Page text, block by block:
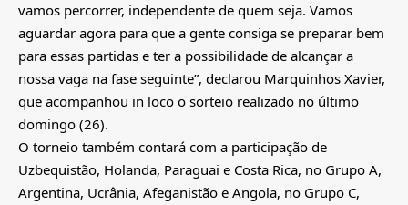
vamos percorrer, independente de quem seja. Vamos
aguardar agora para que a gente consiga se preparar bem
para essas partidas e ter a possibilidade de alcançar a
nossa vaga na fase seguinte”, declarou Marquinhos Xavier,
que acompanhou in loco o sorteio realizado no último
domingo (26).
O torneio também contará com a participação de
Uzbequistão, Holanda, Paraguai e Costa Rica, no Grupo A,
Argentina, Ucrânia, Afeganistão e Angola, no Grupo C,